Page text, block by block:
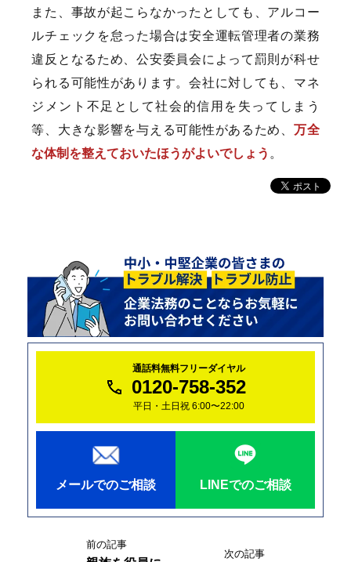
また、事故が起こらなかったとしても、アルコー
ルチェックを怠った場合は安全運転管理者の業務
違反となるため、公安委員会によって罰則が科せ
られる可能性があります。会社に対しても、マネ
ジメント不足として社会的信用を失ってしまう
等、大きな影響を与える可能性があるため、 万全
な体制を整えておいたほうがよいでしょう 。
通話料無料フリーダイヤル
0120-758-352
平日・土日祝 6:00〜22:00
メールでのご相談 LINEでのご相談
前の記事
次の記事